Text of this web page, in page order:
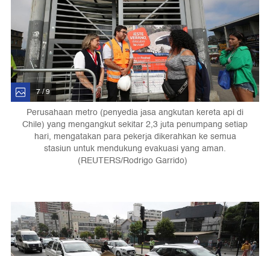
7 / 9
Perusahaan metro (penyedia jasa angkutan kereta api di
Chile) yang mengangkut sekitar 2,3 juta penumpang setiap
hari, mengatakan para pekerja dikerahkan ke semua
stasiun untuk mendukung evakuasi yang aman.
(REUTERS/Rodrigo Garrido)